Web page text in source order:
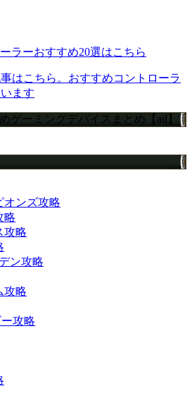
ラーおすすめ20選はこちら
はこちら。おすすめコントローラ
ます
ゲーミングデバイスまとめ【ad】
オンズ攻略
略
攻略
ン攻略
攻略
攻略